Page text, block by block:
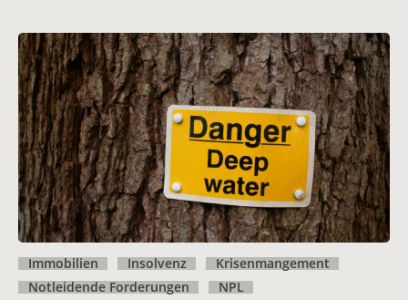
Immobilien Insolvenz
Krisenmangement
Notleidende Forderungen
NPL